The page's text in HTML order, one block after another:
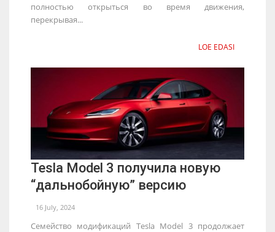
полностью открыться во время движения,
перекрывая...
LOE EDASI
Tesla Model 3 получила новую
“дальнобойную” версию
16 July, 2024
Семейство модификаций Tesla Model 3 продолжает